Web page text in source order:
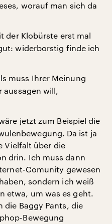
worauf man sich da
der Klobürste erst mal
widerborstig finde ich
muss Ihrer Meinung
aussagen will,
jetzt zum Beispiel die
Da ist ja
Vielfalt über die
drin. Ich muss dann
Comunity gewesen
sondern ich weiß
etwa, um was es geht.
die Baggy Pants, die
Bewegung